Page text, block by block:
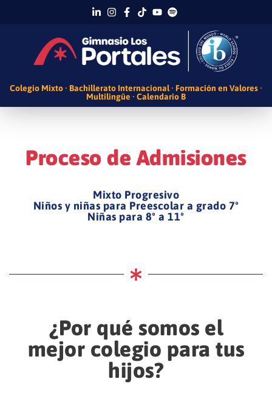
Colegio Mixto · Bachillerato Internacional · Formación en Valores ·
Multilingüe · Calendario B
Proceso de Admisiones
Mixto Progresivo
Niños y niñas para Preescolar a grado 7º
Niñas para 8º a 11º
¿Por qué somos el
mejor colegio para tus
hijos?